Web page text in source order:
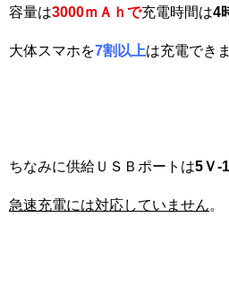
容量は3000ｍＡｈ で充電時間は4
大体スマホを7割以上は充電でき
ちなみに供給ＵＳＢポートは5Ｖ-1
急速充電には対応していません。